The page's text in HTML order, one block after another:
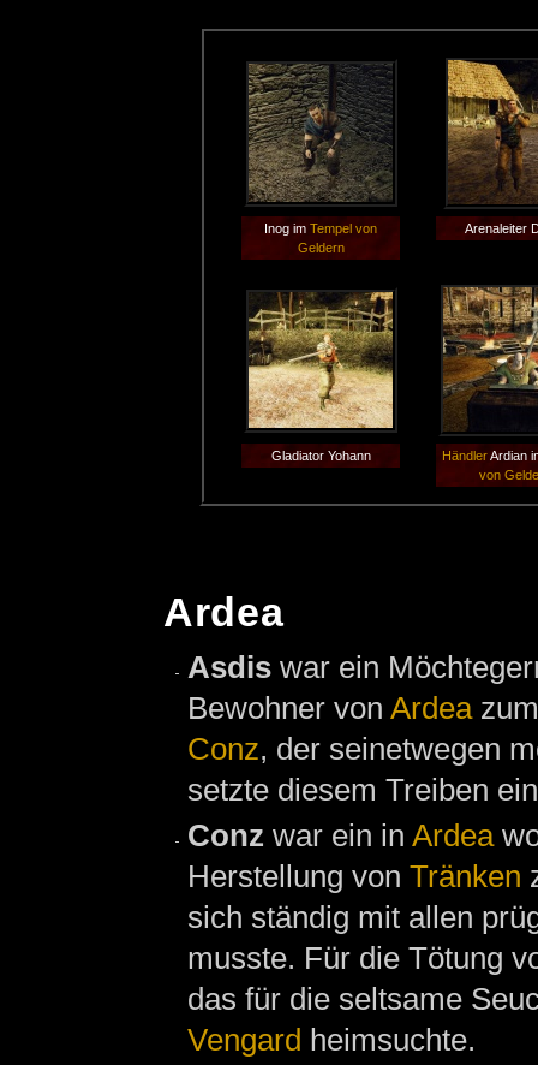
Inog imTempel von
Geldern
Arenaleiter
Gladiator Yohann HändlerArdian
von
Ardea
Asdis war ein
Bewohner von Ardea
Conz, der seinetwegen
setzte diesem Treiben
Conz war ein in Ardea
Herstellung von Tränken
sich ständig mit allen
musste. Für die Tötung
das für die seltsame
Vengard heimsuchte.